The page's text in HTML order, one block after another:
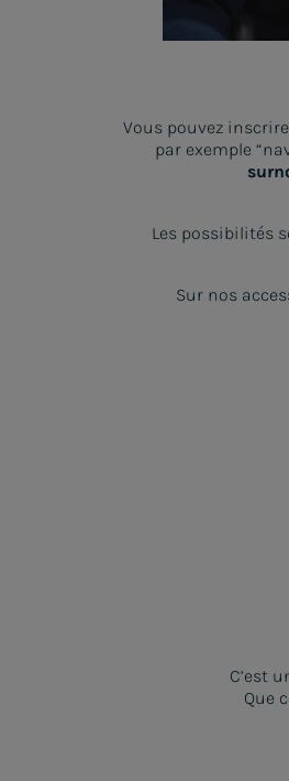
Vous pouvez
par exemple
Les possibilités
Sur nos
C’est
Que